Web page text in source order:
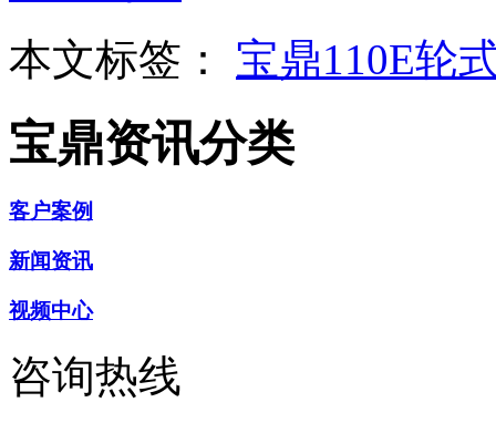
本文标签： 宝鼎110E轮
宝鼎资讯分类
客户案例
新闻资讯
视频中心
咨询热线